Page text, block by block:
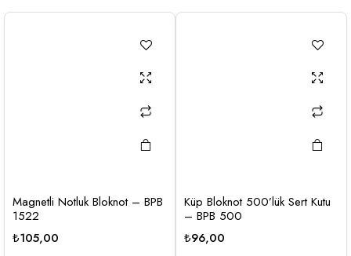
Magnetli Notluk Bloknot – BPB
1522
₺105,00
Küp Bloknot 500’lük Sert Kutu
– BPB 500
₺96,00